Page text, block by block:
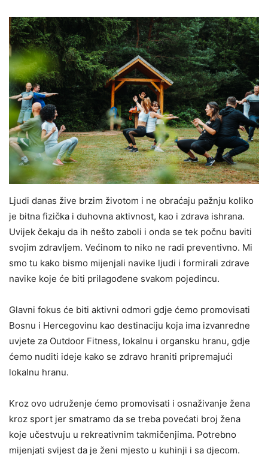
Ljudi danas žive brzim životom i ne obraćaju pažnju koliko
je bitna fizička i duhovna aktivnost, kao i zdrava ishrana.
Uvijek čekaju da ih nešto zaboli i onda se tek počnu baviti
svojim zdravljem. Većinom to niko ne radi preventivno. Mi
smo tu kako bismo mijenjali navike ljudi i formirali zdrave
navike koje će biti prilagođene svakom pojedincu.
Glavni fokus će biti aktivni odmori gdje ćemo promovisati
Bosnu i Hercegovinu kao destinaciju koja ima izvanredne
uvjete za Outdoor Fitness, lokalnu i organsku hranu, gdje
ćemo nuditi ideje kako se zdravo hraniti pripremajući
lokalnu hranu.
Kroz ovo udruženje ćemo promovisati i osnaživanje žena
kroz sport jer smatramo da se treba povećati broj žena
koje učestvuju u rekreativnim takmičenjima. Potrebno
mijenjati svijest da je ženi mjesto u kuhinji i sa djecom.